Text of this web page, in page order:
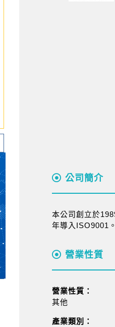
公司簡介
本公司創立於
年導入ISO9001。
營業性質
營業性質：
其他
產業類別：